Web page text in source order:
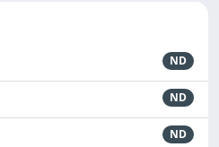
ND
ND
ND